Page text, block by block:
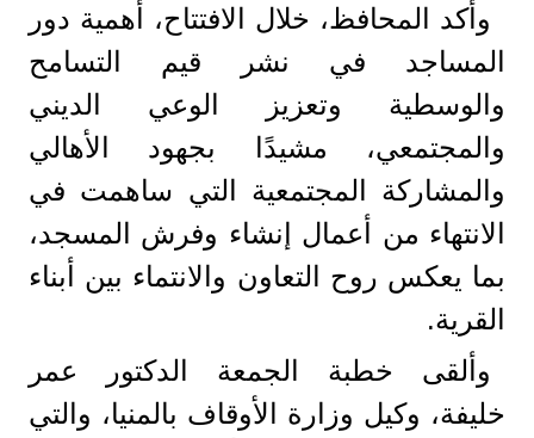
وأكد المحافظ، خلال الافتتاح، أهمية دور
المساجد في نشر قيم التسامح
والوسطية وتعزيز الوعي الديني
والمجتمعي، مشيدًا بجهود الأهالي
والمشاركة المجتمعية التي ساهمت في
الانتهاء من أعمال إنشاء وفرش المسجد،
بما يعكس روح التعاون والانتماء بين أبناء
القرية.
وألقى خطبة الجمعة الدكتور عمر
خليفة، وكيل وزارة الأوقاف بالمنيا، والتي